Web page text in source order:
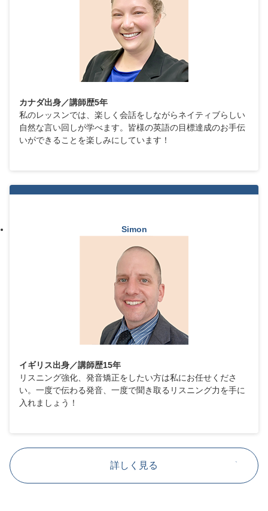
カナダ出身／講師歴5年
私のレッスンでは、楽しく会話をしながらネイティブらしい
自然な言い回しが学べます。皆様の英語の目標達成のお手伝
いができることを楽しみにしています！
Simon
イギリス出身／講師歴15年
リスニング強化、発音矯正をしたい方は私にお任せくださ
い。一度で伝わる発音、一度で聞き取るリスニング力を手に
入れましょう！
詳しく見る